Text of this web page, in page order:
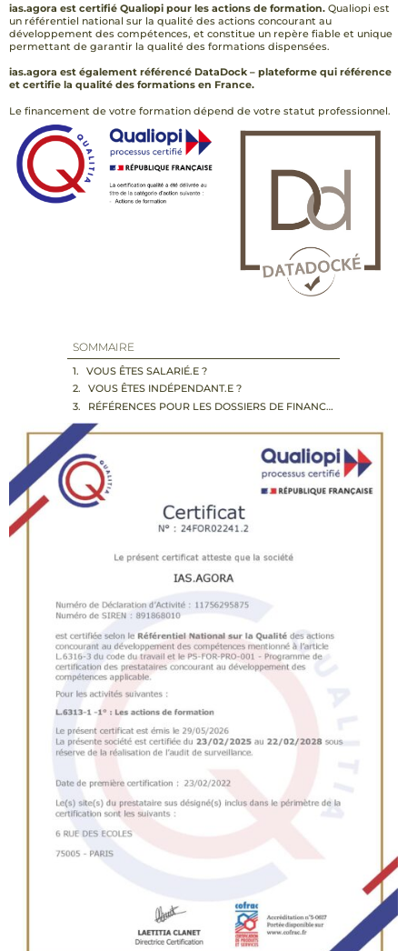
ias.agora est certifié Qualiopi pour les actions de formation. Qualiopi est
un référentiel national sur la qualité des actions concourant au
développement des compétences, et constitue un repère fiable et unique
permettant de garantir la qualité des formations dispensées.
ias.agora est également référencé DataDock – plateforme qui référence
et certifie la qualité des formations en France.
Le financement de votre formation dépend de votre statut professionnel.
SOMMAIRE
VOUS ÊTES SALARIÉ.E ?
VOUS ÊTES INDÉPENDANT.E ?
RÉFÉRENCES POUR LES DOSSIERS DE FINANCEMENT